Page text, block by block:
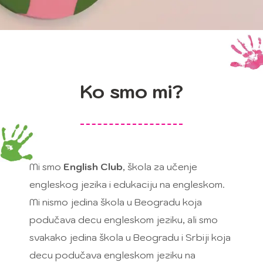
Ko smo mi?
Mi smo English Club, škola za učenje
engleskog jezika i edukaciju na engleskom.
Mi nismo jedina škola u Beogradu koja
podučava decu engleskom jeziku, ali smo
svakako jedina škola u Beogradu i Srbiji koja
decu podučava engleskom jeziku na